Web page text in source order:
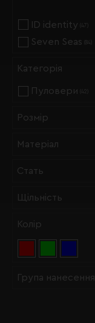
ID identity (47)
Seven Seas (84)
Категорія
Пуловери (42)
Розмір
Матеріал
Стать
Щільність
Колір
Група нанесення